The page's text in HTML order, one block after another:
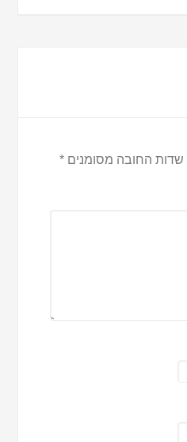
שדות החובה מסומנים*